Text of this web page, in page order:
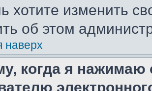
хотите изменить
об этом
наверх
когда я нажимаю